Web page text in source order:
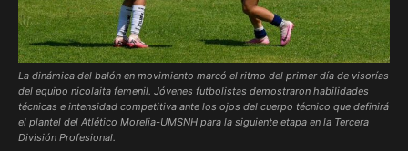
La dinámica del balón en movimiento marcó el ritmo del primer día de visorías
del equipo nicolaita femenil. Jóvenes futbolistas demostraron habilidades
técnicas e intensidad competitiva ante los ojos del cuerpo técnico que definirá
el plantel del Atlético Morelia-UMSNH para la siguiente etapa en la Tercera
División Profesional.